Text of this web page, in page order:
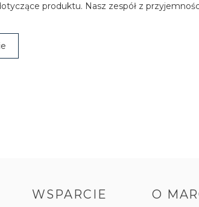
produktu. Nasz zespół z
WSPARCIE O